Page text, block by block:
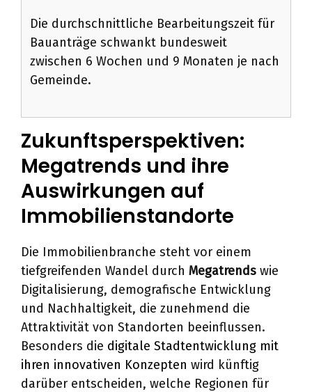
Die durchschnittliche Bearbeitungszeit für
Bauanträge schwankt bundesweit
zwischen 6 Wochen und 9 Monaten je nach
Gemeinde.
Zukunftsperspektiven:
Megatrends und ihre
Auswirkungen auf
Immobilienstandorte
Die Immobilienbranche steht vor einem
tiefgreifenden Wandel durch Megatrends wie
Digitalisierung, demografische Entwicklung
und Nachhaltigkeit, die zunehmend die
Attraktivität von Standorten beeinflussen.
Besonders die digitale Stadtentwicklung mit
ihren innovativen Konzepten wird künftig
darüber entscheiden, welche Regionen für